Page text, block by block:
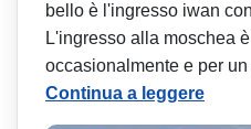
bello è l'ingresso iwan
L'ingresso alla moschea
occasionalmente e per
Continua a leggere